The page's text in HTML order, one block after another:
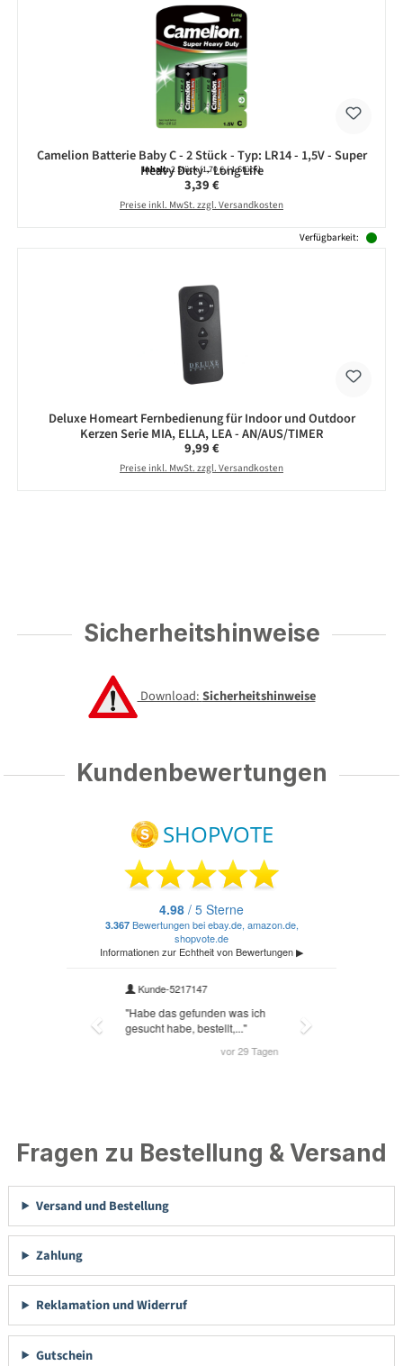
Camelion Batterie Baby C - 2 Stück - Typ: LR14 - 1,5V - Super
Heavy Duty - Long Life
Inhalt:2 Stück(1,70 € / 1 Stück)
Regulärer Preis:
3,39 €
Preise inkl. MwSt. zzgl. Versandkosten
Verfügbarkeit:
Deluxe Homeart Fernbedienung für Indoor und Outdoor
Kerzen Serie MIA, ELLA, LEA - AN/AUS/TIMER
Regulärer Preis:
9,99 €
Preise inkl. MwSt. zzgl. Versandkosten
Sicherheitshinweise
Download:Sicherheitshinweise
Kundenbewertungen
Fragen zu Bestellung & Versand
Versand und Bestellung
Zahlung
Reklamation und Widerruf
Gutschein